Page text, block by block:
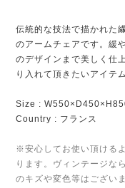
伝統的な技法で描かれた
のアームチェアです。緩
のデザインまで美しく仕
り入れて頂きたいアイテ
Size :
Country : フランス
※安心してお使い頂ける
ります。ヴィンテージな
のキズや変色等はござい